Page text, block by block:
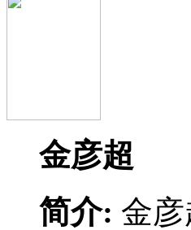
金彦超
简介: 金